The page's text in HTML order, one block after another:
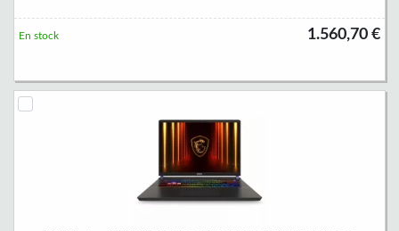
1.560,70 €
En stock